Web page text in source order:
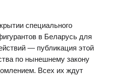
специального
в Беларусь для
— публикация этой
по нынешнему закону
Всех их ждут